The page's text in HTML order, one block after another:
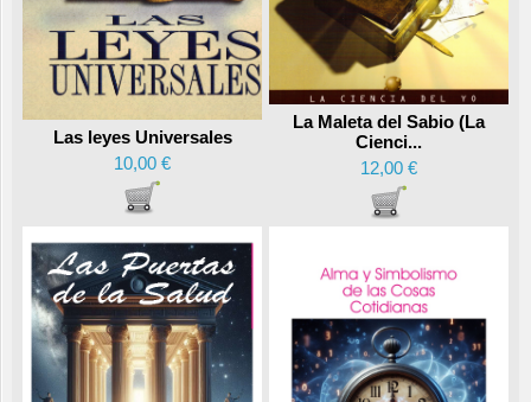
Las leyes Universales
10,00 €
La Maleta del Sabio (La
Cienci...
12,00 €